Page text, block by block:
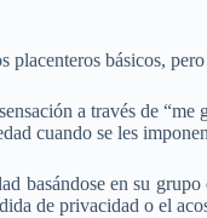
básicos,
a través de
cuando se les
basándose en su
de privacidad o el